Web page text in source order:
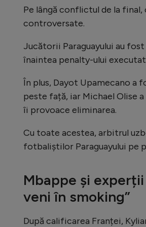
Pe lângă conflictul de la
controversate.
Jucătorii Paraguayului au
înaintea penalty-ului
În plus, Dayot Upamecano a
peste față, iar Michael Olise
îi provoace eliminarea.
Cu toate acestea, arbitrul
fotbaliștilor Paraguayului pe
Mbappe și
veni în smoking”
După calificarea Franței,